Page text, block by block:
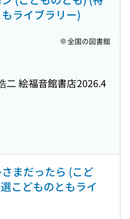
ライブラリー)
二 絵福音館書店2026.4
全国の図書館
まだったら (こど
こどものともライ